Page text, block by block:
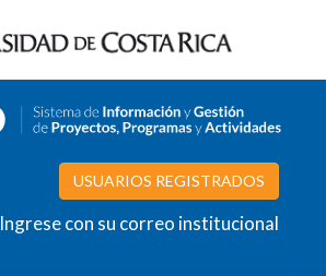
USUARIOS REGISTRADOS
Ingrese con su correo institucional